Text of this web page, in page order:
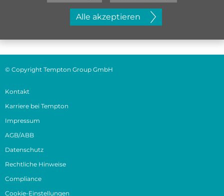
Jetzt initiativ bewerben
Alle akzeptieren
© Copyright Tempton Group GmbH
Kontakt
Karriere bei Tempton
Impressum
AGB/ABB
Datenschutz
Rechtliche Hinweise
Compliance
Cookie-Einstellungen